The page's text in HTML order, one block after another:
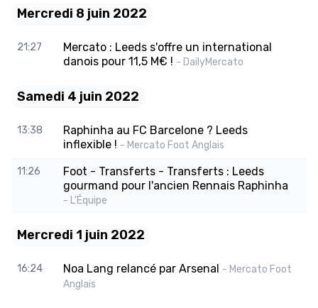
Mercredi 8 juin 2022
21:27
Mercato : Leeds s'offre un international
danois pour 11,5 M€ ! - DailyMercato
Samedi 4 juin 2022
13:38
Raphinha au FC Barcelone ? Leeds
inflexible ! - Mercato Foot Anglais
11:26
Foot - Transferts - Transferts : Leeds
gourmand pour l'ancien Rennais Raphinha
- L'Équipe
Mercredi 1 juin 2022
16:24 Noa Lang relancé par Arsenal - Mercato Foot
Anglais